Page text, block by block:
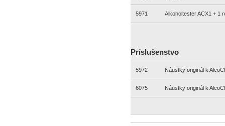
5971 Alkoholtester ACX1 + 1
Príslušenstvo
5972 Náustky originál k
6075 Náustky originál k